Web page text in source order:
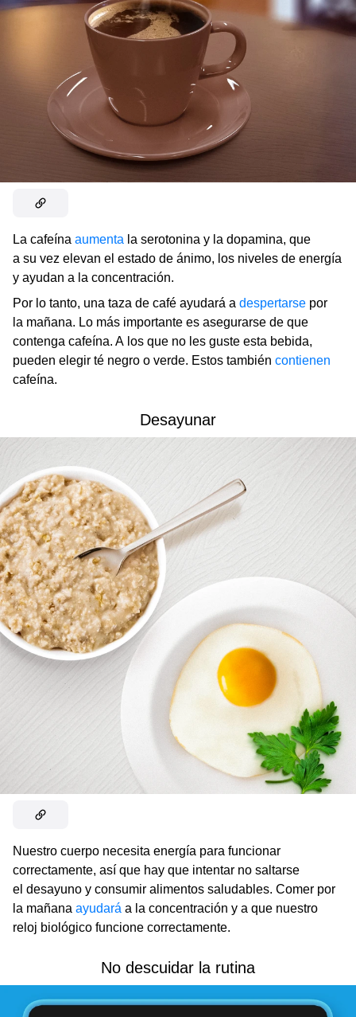
La cafeína aumenta la serotonina y la dopamina, que
a su vez elevan el estado de ánimo, los niveles de energía
y ayudan a la concentración.
Por lo tanto, una taza de café ayudará a despertarse por
la mañana. Lo más importante es asegurarse de que
contenga cafeína. A los que no les guste esta bebida,
pueden elegir té negro o verde. Estos también contienen
cafeína.
Desayunar
Nuestro cuerpo necesita energía para funcionar
correctamente, así que hay que intentar no saltarse
el desayuno y consumir alimentos saludables. Comer por
la mañana ayudará a la concentración y a que nuestro
reloj biológico funcione correctamente.
No descuidar la rutina